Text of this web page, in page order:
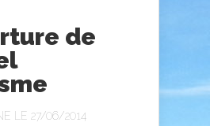
de
LE 27/06/2014